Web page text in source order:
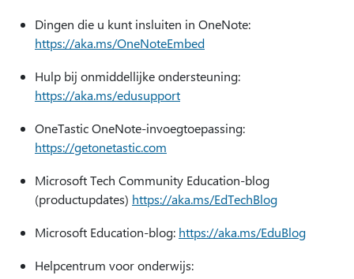
Dingen die u kunt insluiten in OneNote:
https://aka.ms/OneNoteEmbed
Hulp bij onmiddellijke ondersteuning:
https://aka.ms/edusupport
OneTastic OneNote-invoegtoepassing:
https://getonetastic.com
Microsoft Tech Community Education-blog
(productupdates) https://aka.ms/EdTechBlog
Microsoft Education-blog: https://aka.ms/EduBlog
Helpcentrum voor onderwijs: